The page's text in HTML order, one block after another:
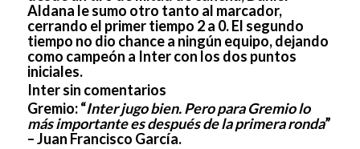
Aldana le sumo otro tanto al marcador,
cerrando el primer tiempo 2 a 0. El segundo
tiempo no dio chance a ningún equipo, dejando
como campeón a Inter con los dos puntos
iniciales.
Inter sin comentarios
Gremio:“Inter jugo bien. Pero para Gremio lo
más importante es después de la primera ronda”
– Juan Francisco García.